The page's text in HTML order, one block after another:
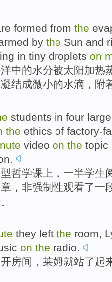
formed from the
by the Sun and
in tiny droplets on
中的水分被太阳加热
凝结成微小的水滴 ，附
students in four large
the ethics of factory-
video on the topic
哲学课上 ， 一半学生
，非强制性观看了一
。
they left the room,
on the radio.
房间，莱姆就站了起